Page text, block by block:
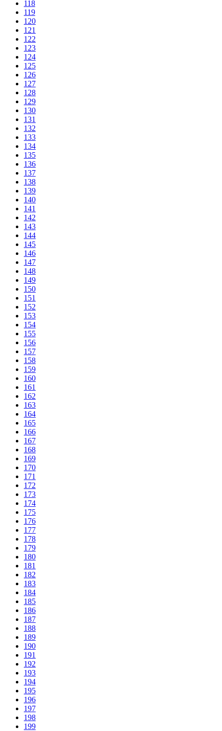
118
119
120
121
122
123
124
125
126
127
128
129
130
131
132
133
134
135
136
137
138
139
140
141
142
143
144
145
146
147
148
149
150
151
152
153
154
155
156
157
158
159
160
161
162
163
164
165
166
167
168
169
170
171
172
173
174
175
176
177
178
179
180
181
182
183
184
185
186
187
188
189
190
191
192
193
194
195
196
197
198
199